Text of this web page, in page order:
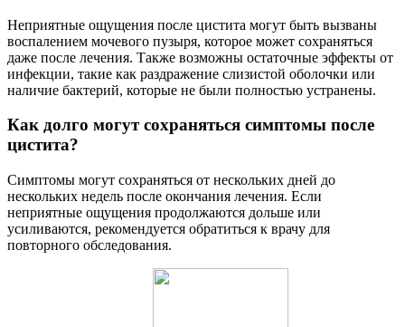
Неприятные ощущения после цистита могут быть вызваны
воспалением мочевого пузыря, которое может сохраняться
даже после лечения. Также возможны остаточные эффекты от
инфекции, такие как раздражение слизистой оболочки или
наличие бактерий, которые не были полностью устранены.
Как долго могут сохраняться симптомы после
цистита?
Симптомы могут сохраняться от нескольких дней до
нескольких недель после окончания лечения. Если
неприятные ощущения продолжаются дольше или
усиливаются, рекомендуется обратиться к врачу для
повторного обследования.